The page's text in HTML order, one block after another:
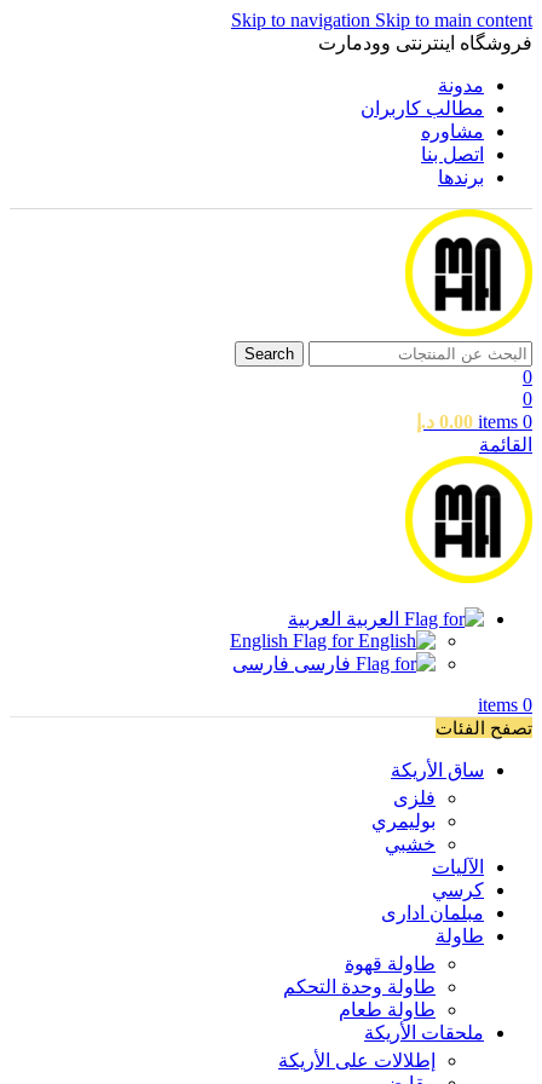
Skip to navigation Skip to main content
فروشگاه اینترنتی وودمارت
مدونة
مطالب کاربران
مشاوره
اتصل بنا
برندها
Search
0
0
0
items
0.00 د.إ
القائمة
العربية
English
فارسی
0
items
تصفح الفئات
ساق الأريكة
فلزی
بوليمري
خشبي
الآليات
كرسي
مبلمان اداری
طاولة
طاولة قهوة
طاولة وحدة التحكم
طاولة طعام
ملحقات الأريكة
إطلالات على الأريكة